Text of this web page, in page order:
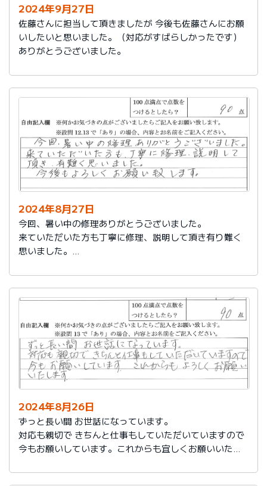
2024年9月27日
佐藤さんに担当して頂きましたが 今後も佐藤さんにお願
いしたいと思いました。（対応がすばらしかったです）
ありがとうございました。
2024年8月27日
今回、暑い中の修理ありがとうございました。
来ていただいた方も丁寧に修理、説明して頂き有り難く
思いました。
2024年8月26日
ずっと長い間 お世話になっています。
対応も親切で きちんと仕事もしていただいていますので
今もお願いしています。これからも宜しくお願いいたし